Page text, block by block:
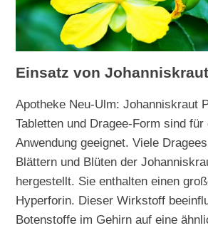
Einsatz von
Apotheke Neu-Ulm: Johanniskraut
Tabletten und Dragee-Form sind
Anwendung geeignet. Viele
Blättern und Blüten der
hergestellt. Sie enthalten einen
Hyperforin. Dieser Wirkstoff
Botenstoffe im Gehirn auf eine